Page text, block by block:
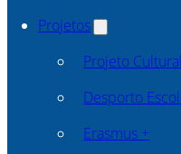
Projetos
Projeto
Desporto
Erasmus +